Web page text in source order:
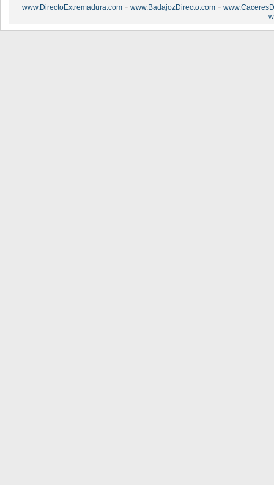
www.DirectoExtremadura.com - www.BadajozDirecto.com -